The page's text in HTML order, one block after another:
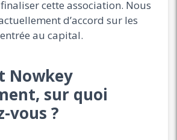
cette association. Nous
d’accord sur les
au capital.
Nowkey
sur quoi
vous ?